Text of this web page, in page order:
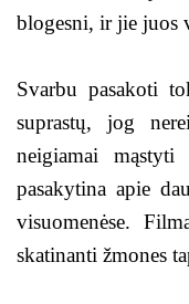
blogesni, ir jie juos
Svarbu pasakoti
suprastų, jog
neigiamai
pasakytina apie
visuomenėse.
skatinanti žmones